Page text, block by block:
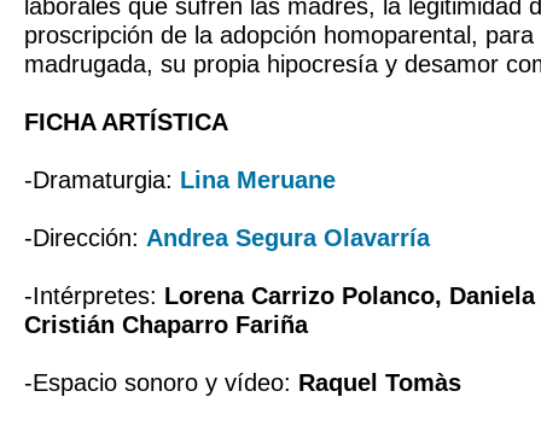
laborales que sufren las madres, la legitimidad
proscripción de la adopción homoparental,
madrugada, su propia hipocresía y desamor
FICHA ARTÍSTICA
-Dramaturgia: Lina Meruane
-Dirección: Andrea Segura Olavarría
-Intérpretes: Lorena Carrizo Polanco,
Cristián Chaparro Fariña
-Espacio sonoro y vídeo: Raquel Tomàs